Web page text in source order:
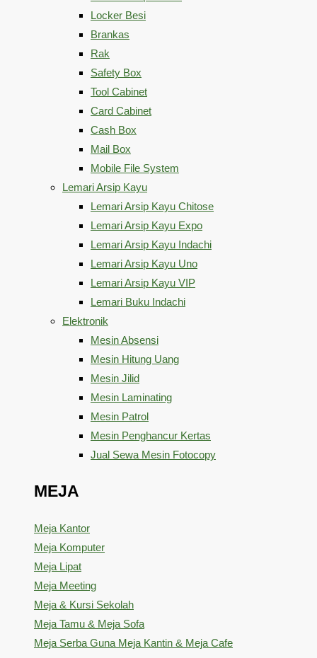
Locker Besi
Brankas
Rak
Safety Box
Tool Cabinet
Card Cabinet
Cash Box
Mail Box
Mobile File System
Lemari Arsip Kayu
Lemari Arsip Kayu Chitose
Lemari Arsip Kayu Expo
Lemari Arsip Kayu Indachi
Lemari Arsip Kayu Uno
Lemari Arsip Kayu VIP
Lemari Buku Indachi
Elektronik
Mesin Absensi
Mesin Hitung Uang
Mesin Jilid
Mesin Laminating
Mesin Patrol
Mesin Penghancur Kertas
Jual Sewa Mesin Fotocopy
MEJA
Meja Kantor
Meja Komputer
Meja Lipat
Meja Meeting
Meja & Kursi Sekolah
Meja Tamu & Meja Sofa
Meja Serba Guna Meja Kantin & Meja Cafe